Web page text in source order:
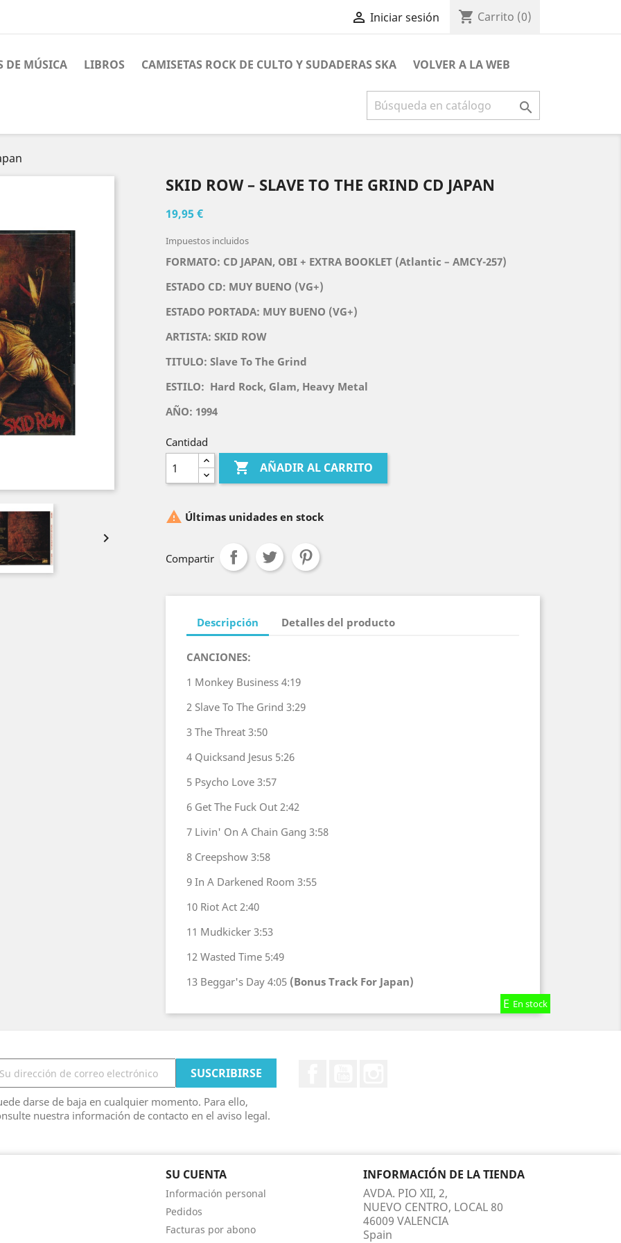
 Iniciar sesión shopping_cart Carrito (0)
DE MÚSICA LIBROS CAMISETAS ROCK DE CULTO Y SUDADERAS SKA VOLVER A LA WEB


SKID ROW – SLAVE TO THE GRIND CD JAPAN
19,95 €
En stock
Impuestos incluidos
En stock
En stock
FORMATO: CD JAPAN, OBI + EXTRA BOOKLET (Atlantic – AMCY-257)
ESTADO CD: MUY BUENO (VG+)
ESTADO PORTADA: MUY BUENO (VG+)
ARTISTA: SKID ROW
TITULO: Slave To The Grind
ESTILO: Hard Rock, Glam, Heavy Metal
AÑO: 1994
Cantidad
 AÑADIR AL CARRITO
 Últimas unidades en stock
Compartir
Descripción Detalles del producto
CANCIONES:
1 Monkey Business 4:19
2 Slave To The Grind 3:29
3 The Threat 3:50
4 Quicksand Jesus 5:26
5 Psycho Love 3:57
6 Get The Fuck Out 2:42
7 Livin' On A Chain Gang 3:58
8 Creepshow 3:58
9 In A Darkened Room 3:55
10 Riot Act 2:40
11 Mudkicker 3:53
12 Wasted Time 5:49
13 Beggar's Day 4:05 (Bonus Track For Japan)
darse de baja en cualquier momento. Para ello,
nuestra información de contacto en el aviso legal.
SU CUENTA
Información personal
Pedidos
Facturas por abono
INFORMACIÓN DE LA TIENDA
AVDA. PIO XII, 2,
NUEVO CENTRO, LOCAL 80
46009 VALENCIA
Spain